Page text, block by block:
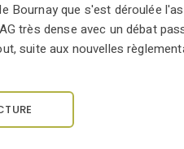
Bournay que s'est déroulée
très dense avec un débat
suite aux nouvelles